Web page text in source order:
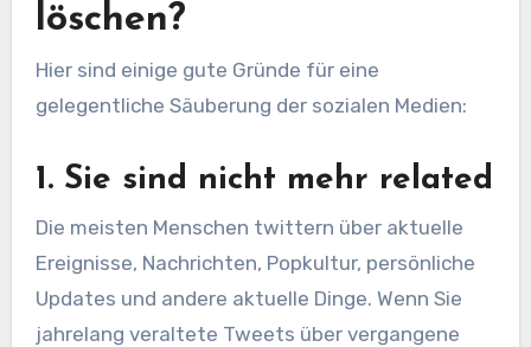
löschen?
Hier sind einige gute Gründe für eine
gelegentliche Säuberung der sozialen Medien:
1. Sie sind nicht mehr related
Die meisten Menschen twittern über aktuelle
Ereignisse, Nachrichten, Popkultur, persönliche
Updates und andere aktuelle Dinge. Wenn Sie
jahrelang veraltete Tweets über vergangene